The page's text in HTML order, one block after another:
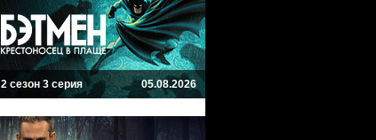
2 сезон 3 серия 05.08.2026